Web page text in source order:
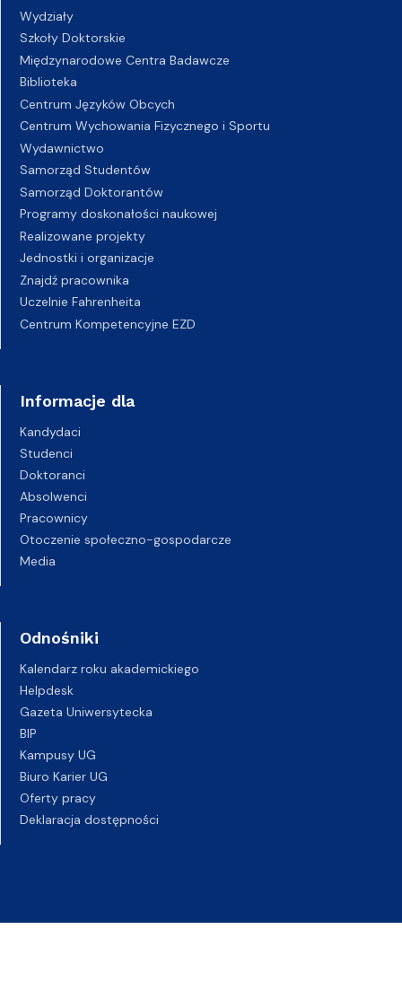
Wydziały
Szkoły Doktorskie
Międzynarodowe Centra Badawcze
Biblioteka
Centrum Języków Obcych
Centrum Wychowania Fizycznego i Sportu
Wydawnictwo
Samorząd Studentów
Samorząd Doktorantów
Programy doskonałości naukowej
Realizowane projekty
Jednostki i organizacje
Znajdź pracownika
Uczelnie Fahrenheita
Centrum Kompetencyjne EZD
Informacje dla
Kandydaci
Studenci
Doktoranci
Absolwenci
Pracownicy
Otoczenie społeczno-gospodarcze
Media
Odnośniki
Kalendarz roku akademickiego
Helpdesk
Gazeta Uniwersytecka
BIP
Kampusy UG
Biuro Karier UG
Oferty pracy
Deklaracja dostępności